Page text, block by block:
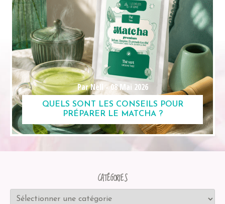
Par Nell -08 Mai 2026
QUELS SONT LES CONSEILS POUR
PRÉPARER LE MATCHA ?
CATÉGORIES